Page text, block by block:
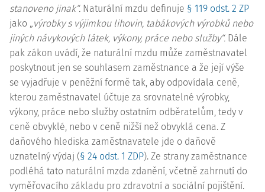
stanoveno jinak“. Naturální mzdu definuje § 119 odst. 2 ZP
jako „výrobky s výjimkou lihovin, tabákových výrobků nebo
jiných návykových látek, výkony, práce nebo služby“. Dále
pak zákon uvádí, že naturální mzdu může zaměstnavatel
poskytnout jen se souhlasem zaměstnance a že její výše
se vyjadřuje v peněžní formě tak, aby odpovídala ceně,
kterou zaměstnavatel účtuje za srovnatelné výrobky,
výkony, práce nebo služby ostatním odběratelům, tedy v
ceně obvyklé, nebo v ceně nižší než obvyklá cena. Z
daňového hlediska zaměstnavatele jde o daňově
uznatelný výdaj (§ 24 odst. 1 ZDP). Ze strany zaměstnance
podléhá tato naturální mzda zdanění, včetně zahrnutí do
vyměřovacího základu pro zdravotní a sociální pojištění.